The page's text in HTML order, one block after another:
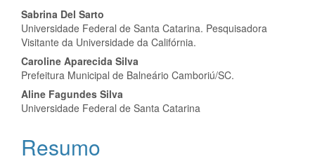
Conteúdo
do
artigo
principal
Sabrina Del Sarto
Universidade Federal de Santa Catarina. Pesquisadora
Visitante da Universidade da Califórnia.
Caroline Aparecida Silva
Prefeitura Municipal de Balneário Camboriú/SC.
Aline Fagundes Silva
Universidade Federal de Santa Catarina
Resumo